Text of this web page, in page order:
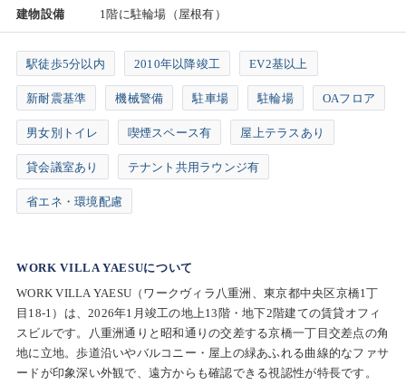
建物設備 1階に駐輪場（屋根有）
駅徒歩5分以内 2010年以降竣工 EV2基以上
新耐震基準 機械警備 駐車場 駐輪場 OAフロア
男女別トイレ 喫煙スペース有 屋上テラスあり
貸会議室あり テナント共用ラウンジ有
省エネ・環境配慮
WORK VILLA YAESUについて
WORK VILLA YAESU（ワークヴィラ八重洲、東京都中央区京橋1丁
目18-1）は、2026年1月竣工の地上13階・地下2階建ての賃貸オフィ
スビルです。八重洲通りと昭和通りの交差する京橋一丁目交差点の角
地に立地。歩道沿いやバルコニー・屋上の緑あふれる曲線的なファサ
ードが印象深い外観で、遠方からも確認できる視認性が特長です。